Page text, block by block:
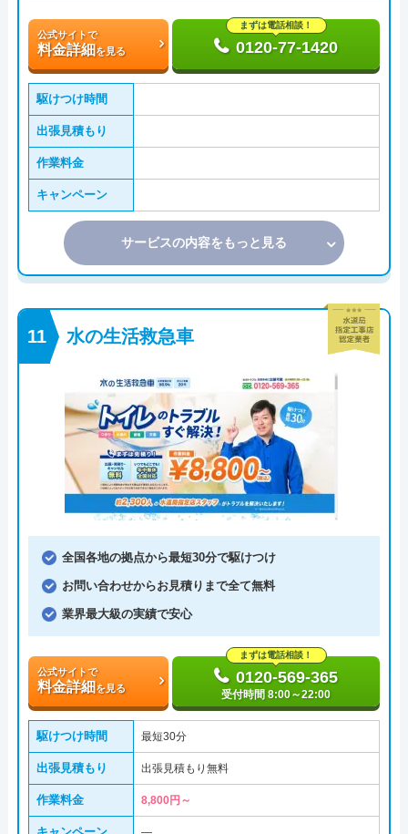
公式サイトで
料金詳細 を見る
まずは電話相談！
0120-77-1420
駆けつけ時間
出張見積もり
作業料金
キャンペーン
サービスの内容をもっと見る
水の生活救急車
全国各地の拠点から最短30分で駆けつけ
お問い合わせからお見積りまで全て無料
業界最大級の実績で安心
公式サイトで
料金詳細 を見る
まずは電話相談！
0120-569-365
受付時間 8:00～22:00
駆けつけ時間 最短30分
出張見積もり 出張見積もり無料
作業料金 8,800円～